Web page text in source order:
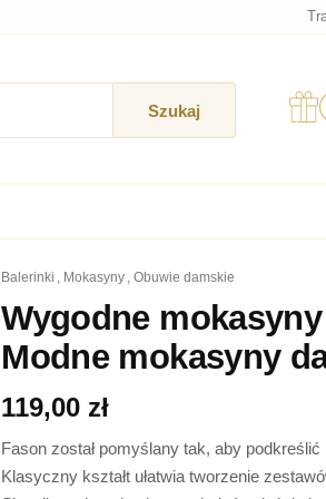
Szukaj
balerinki , mokasyny , obuwie damskie
Wygodne
Modne mokasyny
119,00 zł
Fason został pomyślany tak, aby
Klasyczny kształt ułatwia tworzenie
ilość
mokasyny
beżowe
damskie
-
Modne
mokasyny